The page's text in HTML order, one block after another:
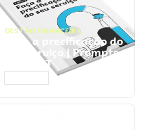
GESTÃO FINANCEIRA
Faça a precificação do
seu serviço | Prompts
ChatGPT